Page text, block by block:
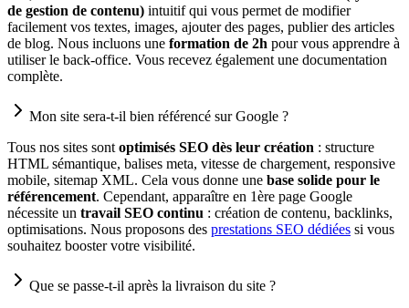
de gestion de contenu) intuitif qui vous permet de modifier
facilement vos textes, images, ajouter des pages, publier des articles
de blog. Nous incluons une formation de 2h pour vous apprendre à
utiliser le back-office. Vous recevez également une documentation
complète.
Mon site sera-t-il bien référencé sur Google ?
Tous nos sites sont optimisés SEO dès leur création : structure
HTML sémantique, balises meta, vitesse de chargement, responsive
mobile, sitemap XML. Cela vous donne une base solide pour le
référencement. Cependant, apparaître en 1ère page Google
nécessite un travail SEO continu : création de contenu, backlinks,
optimisations. Nous proposons des prestations SEO dédiées si vous
souhaitez booster votre visibilité.
Que se passe-t-il après la livraison du site ?